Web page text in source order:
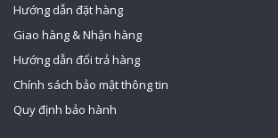
Hướng dẫn đặt hàng
Giao hàng & Nhận hàng
Hướng dẫn đổi trả hàng
Chính sách bảo mật thông tin
Quy định bảo hành